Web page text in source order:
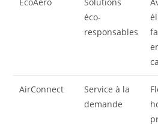
EcoAero
Solutions
éco-
responsables
AirConnect
Service à la
demande